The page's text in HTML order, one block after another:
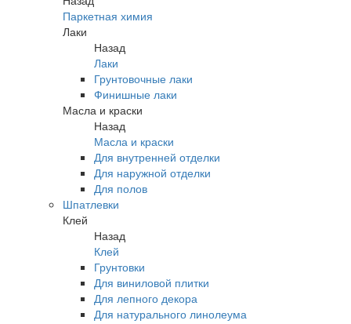
Паркетная химия
Лаки
Назад
Лаки
Грунтовочные лаки
Финишные лаки
Масла и краски
Назад
Масла и краски
Для внутренней отделки
Для наружной отделки
Для полов
Шпатлевки
Клей
Назад
Клей
Грунтовки
Для виниловой плитки
Для лепного декора
Для натурального линолеума